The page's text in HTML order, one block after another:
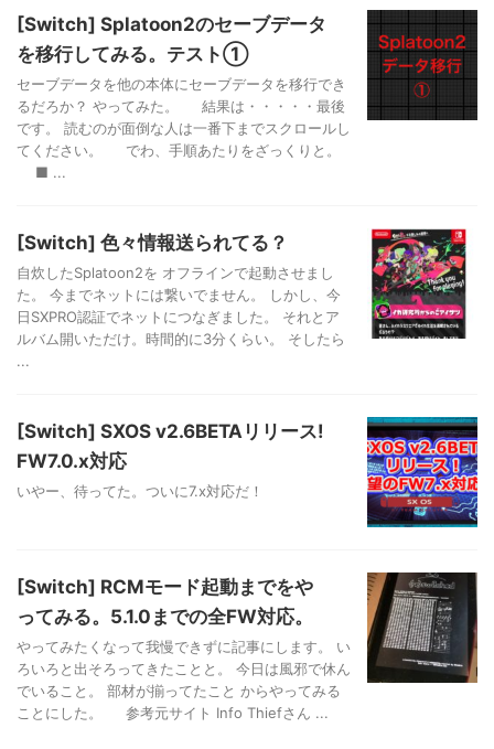
[Switch] Splatoon2のセーブデータ
を移行してみる。テスト①
セーブデータを他の本体にセーブデータを移行でき
るだろか？ やってみた。 結果は・・・・・最後
です。 読むのが面倒な人は一番下までスクロールし
てください。 でわ、手順あたりをざっくりと。
■ ...
[Switch] 色々情報送られてる？
自炊したSplatoon2を オフラインで起動させまし
た。 今までネットには繋いでません。 しかし、今
日SXPRO認証でネットにつなぎました。 それとア
ルバム開いただけ。時間的に3分くらい。 そしたら
...
[Switch] SXOS v2.6BETAリリース!
FW7.0.x対応
いやー、待ってた。ついに7.x対応だ！
[Switch] RCMモード起動までをや
ってみる。5.1.0までの全FW対応。
やってみたくなって我慢できずに記事にします。 い
ろいろと出そろってきたことと。 今日は風邪で休ん
でいること。 部材が揃ってたこと からやってみる
ことにした。 参考元サイト Info Thiefさん ...